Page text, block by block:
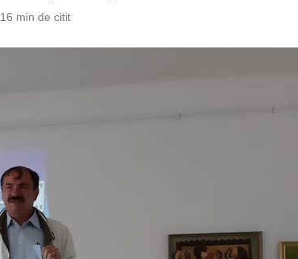
16 min de citit